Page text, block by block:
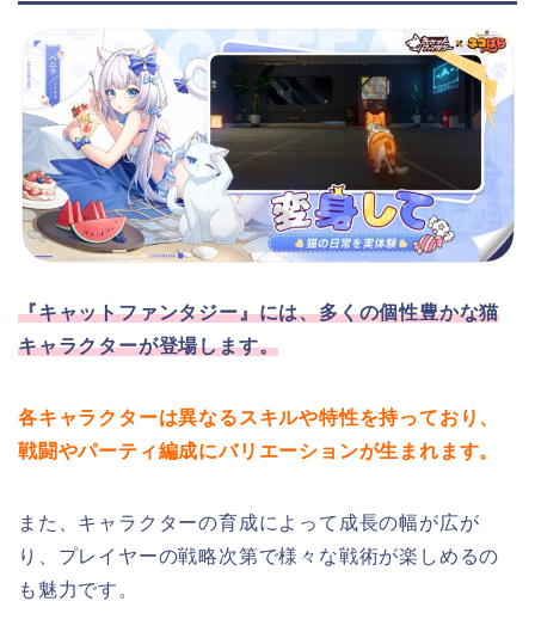
『キャットファンタジー』には、多くの個性豊かな猫
キャラクターが登場します。
各キャラクターは異なるスキルや特性を持っており、
戦闘やパーティ編成にバリエーションが生まれます。
また、キャラクターの育成によって成長の幅が広が
り、プレイヤーの戦略次第で様々な戦術が楽しめるの
も魅力です。